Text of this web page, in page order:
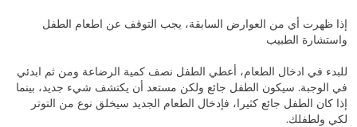
إذا ظهرت أي من العوارض السابقة، يجب التوقف عن اطعام الطفل
واستشارة الطبيب
للبدء في ادخال الطعام، أعطي الطفل نصف كمية الرضاعة ومن ثم ابدئي
في الوجبة. سيكون الطفل جائع ولكن مستعد أن يكتشف شيء جديد، بينما
إذا كان الطفل جائع كثيرا، فإدخال الطعام الجديد سيخلق نوع من التوتر
لكي ولطفلك.